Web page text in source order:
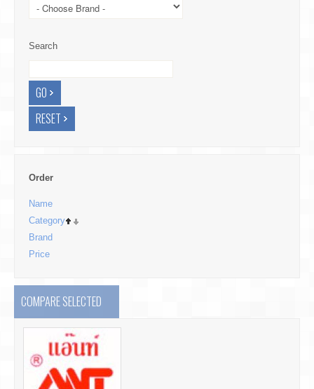
Search
Order
Name
Category
Brand
Price
COMPARE SELECTED